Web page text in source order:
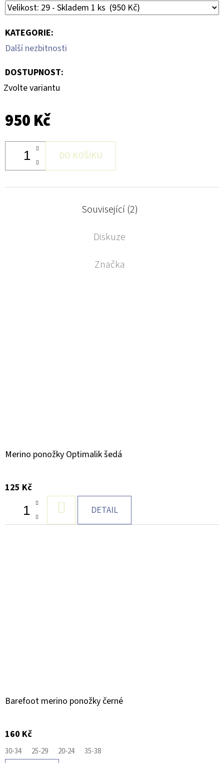
KATEGORIE:
Další nezbitnosti
DOSTUPNOST:
Zvolte variantu
950 Kč
DO KOŠÍKU
Související (2)
Diskuze
Značka
Merino ponožky Optimalik šedá
125 Kč
KOŠÍKU
DETAIL
Barefoot merino ponožky černé
160 Kč
30-34 25-29 20-24 35-38